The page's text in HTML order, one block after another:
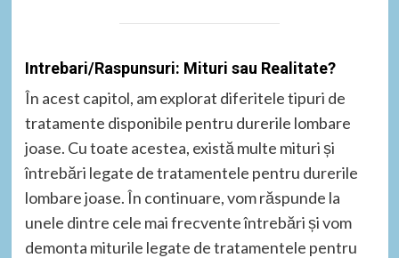
Intrebari/Raspunsuri: Mituri sau Realitate?
În acest capitol, am explorat diferitele tipuri de
tratamente disponibile pentru durerile lombare
joase. Cu toate acestea, există multe mituri și
întrebări legate de tratamentele pentru durerile
lombare joase. În continuare, vom răspunde la
unele dintre cele mai frecvente întrebări și vom
demonta miturile legate de tratamentele pentru